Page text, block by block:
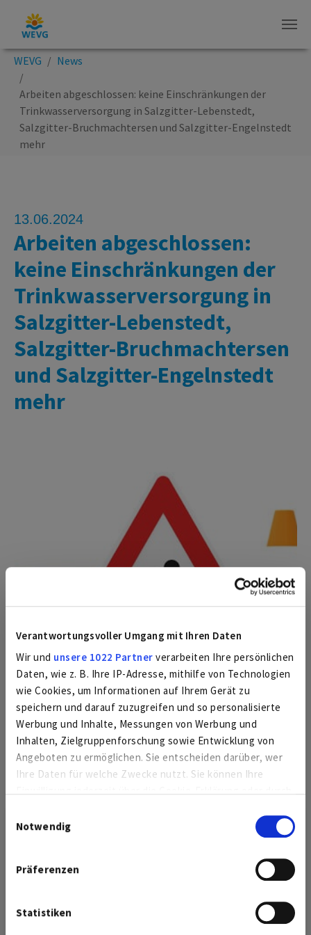
Verantwortungsvoller Umgang mit Ihren Daten
Wir und unsere 1022 Partner verarbeiten Ihre persönlichen
Daten, wie z. B. Ihre IP-Adresse, mithilfe von Technologien
wie Cookies, um Informationen auf Ihrem Gerät zu
speichern und darauf zuzugreifen und so personalisierte
Werbung und Inhalte, Messungen von Werbung und
Inhalten, Zielgruppenforschung sowie Entwicklung von
Angeboten zu ermöglichen. Sie entscheiden darüber, wer
Ihre Daten für welche Zwecke nutzt. Sie können Ihre
widerrufen
Informationen über Ihre geografische Lage
können
Ihr Gerät durch aktives Scannen nach bestimmten
Notwendig
Präferenzen
Statistiken
Kundenumfrage
Nehmen Sie an unserer Umfrage teil!
Schließen
Zum Hauptinhalt springen
Sie sind hier:
WEVG News
Arbeiten abgeschlossen: keine Einschränkungen der
Trinkwasserversorgung in Salzgitter-Lebenstedt,
Salzgitter-Bruchmachtersen und Salzgitter-Engelnstedt
mehr
13.06.2024
Arbeiten abgeschlossen:
keine Einschränkungen der
Trinkwasserversorgung in
Salzgitter-Lebenstedt,
Salzgitter-Bruchmachtersen
und Salzgitter-Engelnstedt
mehr
aktualisiert am 21. Juni:
Die Arbeiten sind abgeschlossen, die
Engelnstedt dauern bis voraussichtlich Ende der Woche an,
Eintrübungen kommen. Für Salder konnten die Arbeiten